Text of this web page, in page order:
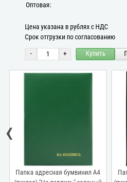
Оптовая:
Цена указана в рублях с НДС
Срок отгрузки по согласованию
- + Купить
Папка адресная бумвинил А4
‹